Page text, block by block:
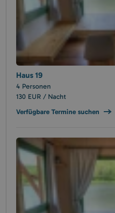
Haus 19
4 Personen
130 EUR / Nacht
Verfügbare Termine suchen